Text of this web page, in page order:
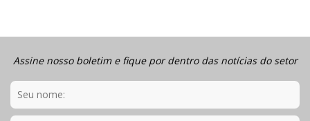
Assine nosso boletim e fique por dentro das notícias do setor